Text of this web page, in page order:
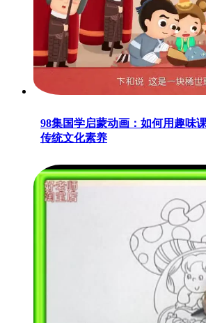
98集国学启蒙动画：如何用趣味
传统文化素养